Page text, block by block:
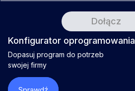
Konfigurator oprogramowania
Dopasuj program do potrzeb
swojej firmy